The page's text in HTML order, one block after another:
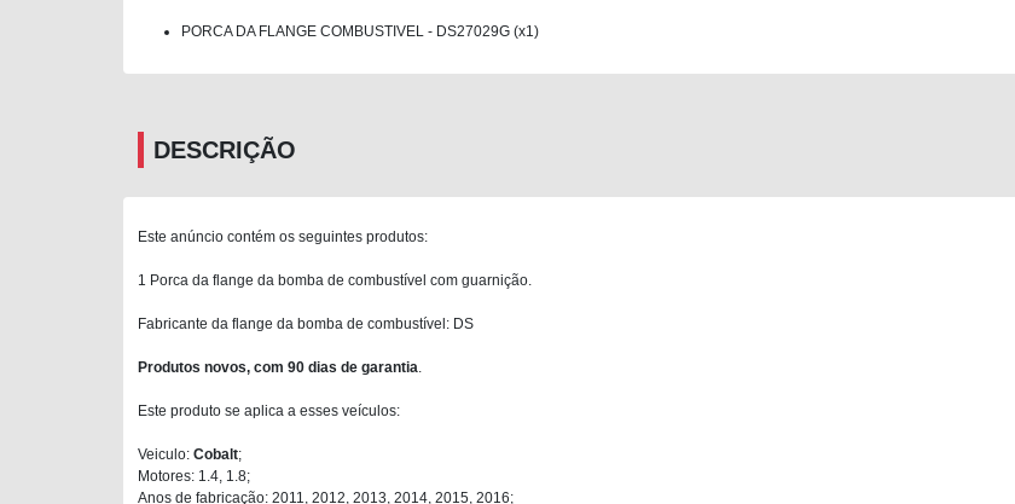
PORCA DA FLANGE COMBUSTIVEL - DS27029G (x1)
DESCRIÇÃO
Este anúncio contém os seguintes produtos:
1 Porca da flange da bomba de combustível com guarnição.
Fabricante da flange da bomba de combustível: DS
Produtos novos, com 90 dias de garantia
Este produto se aplica a esses veículos:
Veiculo: Cobalt;
Motores: 1.4, 1.8;
Anos de fabricação: 2011, 2012, 2013, 2014, 2015, 2016;